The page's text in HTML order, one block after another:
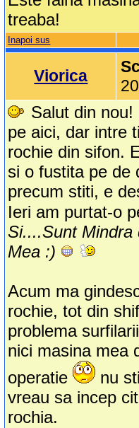
treaba!
Inapoi sus
Viorica
Salut din
pe aici, dar intre
rochie din sifon.
si o fustita pe de
precum stiti, e
Ieri am purtat-o
Si....Sunt Mindra
Mea :)
Acum ma
rochie, tot din
problema
nici masina mea
operatie
nu
vreau sa incep
rochia.